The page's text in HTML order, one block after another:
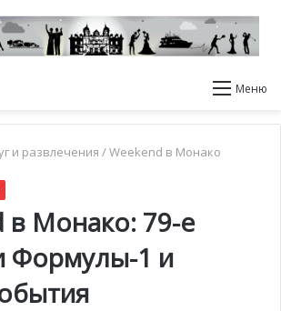
Меню
и развлечения /Weekend в Монако
в Монако: 79-е
Формулы-1 и